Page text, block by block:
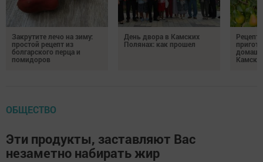
Закрутите лечо на зиму:
простой рецепт из
болгарского перца и
помидоров
День двора в Камских
Полянах: как прошел
ОБЩЕСТВО
Эти продукты, заставляют Вас
незаметно набирать жир